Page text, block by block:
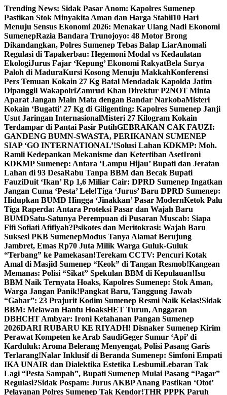
Skip
to
content
Trending News: Sidak Pasar Anom: Kapolres Sumenep
Pastikan Stok Minyakita Aman dan Harga Stabil10 Hari
Menuju Sensus Ekonomi 2026: Menakar Ulang Nadi Ekonomi
SumenepRazia Bandara Trunojoyo: 48 Motor Brong
Dikandangkan, Polres Sumenep Tebas Balap LiarAnomali
Regulasi di Tapakerbau: Hegemoni Modal vs Kedaulatan
EkologiJurus Fajar ‘Kepung’ Ekonomi RakyatBela Surya
Paloh di MaduraKursi Kosong Menuju MakkahKonferensi
Pers Temuan Kokain 27 Kg Batal Mendadak Kapolda Jatim
Dipanggil WakapolriZamrud Khan Direktur P2NOT Minta
Aparat Jangan Main Mata dengan Bandar NarkobaMisteri
Kokain ‘Bugatti’ 27 Kg di Giligenting: Kapolres Sumenep Janji
Usut Jaringan InternasionalMisteri 27 Kilogram Kokain
Terdampar di Pantai Pasir PutihGEBRAKAN CAK FAUZI:
GANDENG BUMN-SWASTA, PERIKANAN SUMENEP
SIAP ‘GO INTERNATIONAL’!Solusi Lahan KDKMP: Moh.
Ramli Kedepankan Mekanisme dan Ketertiban AsetIroni
KDKMP Sumenep: Antara ‘Lampu Hijau’ Bupati dan Jeratan
Lahan di 93 DesaRabu Tanpa BBM dan Becak Bupati
FauziDuit ‘Ikan’ Rp 1,6 Miliar Cair: DPRD Sumenep Ingatkan
Jangan Cuma ‘Pesta’ Lele!Tiga ‘Jurus’ Baru DPRD Sumenep:
Hidupkan BUMD Hingga ‘Jinakkan’ Pasar ModernKetok Palu
Tiga Raperda: Antara Proteksi Pasar dan Wajah Baru
BUMDSatu-Satunya Perempuan di Pusaran Muscab: Siapa
Fifi Sofiati Afifiyah?Psikotes dan Meritokrasi: Wajah Baru
Suksesi PKB SumenepModus Tanya Alamat Berujung
Jambret, Emas Rp70 Juta Milik Warga Guluk-Guluk
“Terbang” ke Pamekasan!Terekam CCTV: Pencuri Kotak
Amal di Masjid Sumenep “Keok” di Tangan Resmob!Kangean
Memanas: Polisi “Sikat” Spekulan BBM di Kepulauan!Isu
BBM Naik Ternyata Hoaks, Kapolres Sumenep: Stok Aman,
Warga Jangan Panik!Pangkat Baru, Tanggung Jawab
“Gahar”: 23 Prajurit Kodim Sumenep Resmi Naik Kelas!Sidak
BBM: Melawan Hantu HoaksHET Turun, Anggaran
DBHCHT Ambyar: Ironi Ketahanan Pangan Sumenep
2026DARI RUBARU KE RIYADH! Disnaker Sumenep Kirim
Perawat Kompeten ke Arab SaudiGeger Sumur ‘Api’ di
Karduluk: Aroma Belerang Menyengat, Polisi Pasang Garis
Terlarang!Nalar Inklusif di Beranda Sumenep: Simfoni Empati
IKA UNAIR dan Dialektika Estetika LesbumiLebaran Tak
Lagi “Pesta Sampah”, Bupati Sumenep Mulai Pasang “Pagar”
Regulasi?Sidak Pospam: Jurus AKBP Anang Pastikan ‘Otot’
Pelayanan Polres Sumenep Tak Kendor!THR PPPK Paruh